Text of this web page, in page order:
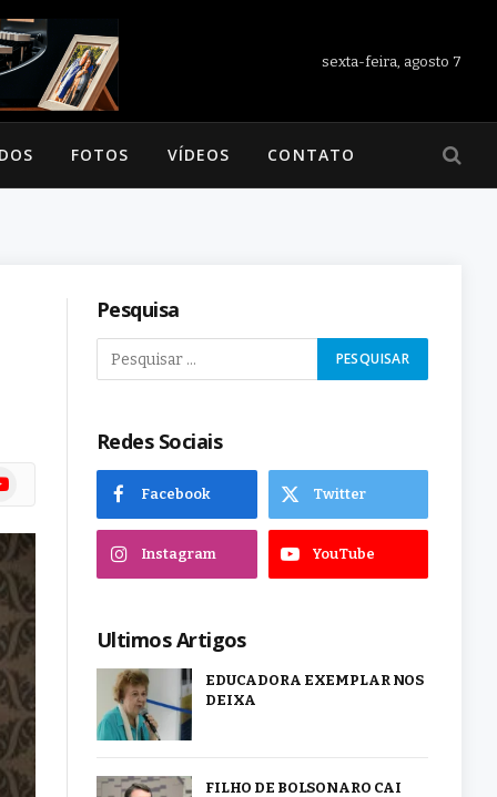
sexta-feira, agosto 7
FOTOS VÍDEOS CONTATO
Pesquisa
Redes Sociais
Facebook Twitter
Instagram YouTube
Ultimos Artigos
EDUCADORA EXEMPLAR NOS
DEIXA
FILHO DE BOLSONARO CAI